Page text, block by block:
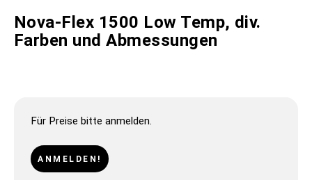
Nova-Flex 1500 Low Temp, div.
Farben und Abmessungen
Für Preise bitte anmelden.
ANMELDEN!